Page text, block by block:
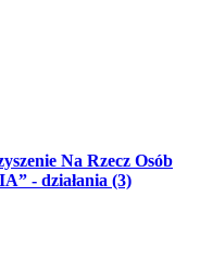
Na Rzecz Osób
- działania (3)